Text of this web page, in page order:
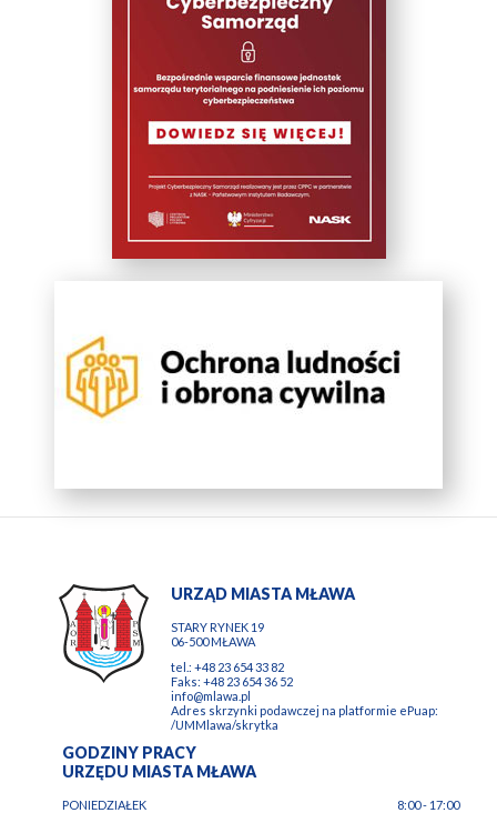
URZĄD MIASTA MŁAWA
STARY RYNEK 19
06-500 MŁAWA
tel.: +48 23 654 33 82
Faks: +48 23 654 36 52
info@mlawa.pl
Adres skrzynki podawczej na platformie ePuap:
/UMMlawa/skrytka
GODZINY PRACY
URZĘDU MIASTA MŁAWA
PONIEDZIAŁEK 8:00 - 17:00